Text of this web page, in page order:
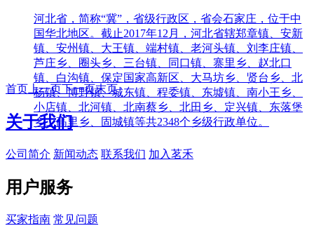
河北省，简称“冀”，省级行政区，省会石家庄，位于中
国华北地区。截止2017年12月，河北省辖郑章镇、安新
镇、安州镇、大王镇、端村镇、老河头镇、刘李庄镇、
芦庄乡、圈头乡、三台镇、同口镇、寨里乡、赵北口
镇、白沟镇、保定国家高新区、大马坊乡、贤台乡、北
杨镇、博野镇、城东镇、程委镇、东墟镇、南小王乡、
小店镇、北河镇、北南蔡乡、北田乡、定兴镇、东落堡
乡、高里乡、固城镇等共2348个乡级行政单位。
首页 上一页下一页末页
关于我们
公司简介 新闻动态 联系我们 加入茗禾
用户服务
买家指南 常见问题